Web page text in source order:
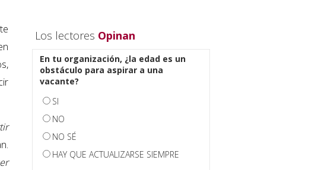
Los lectores Opinan
En tu organización, ¿la edad es un
obstáculo para aspirar a una
vacante?
SI
NO
NO SÉ
HAY QUE ACTUALIZARSE SIEMPRE